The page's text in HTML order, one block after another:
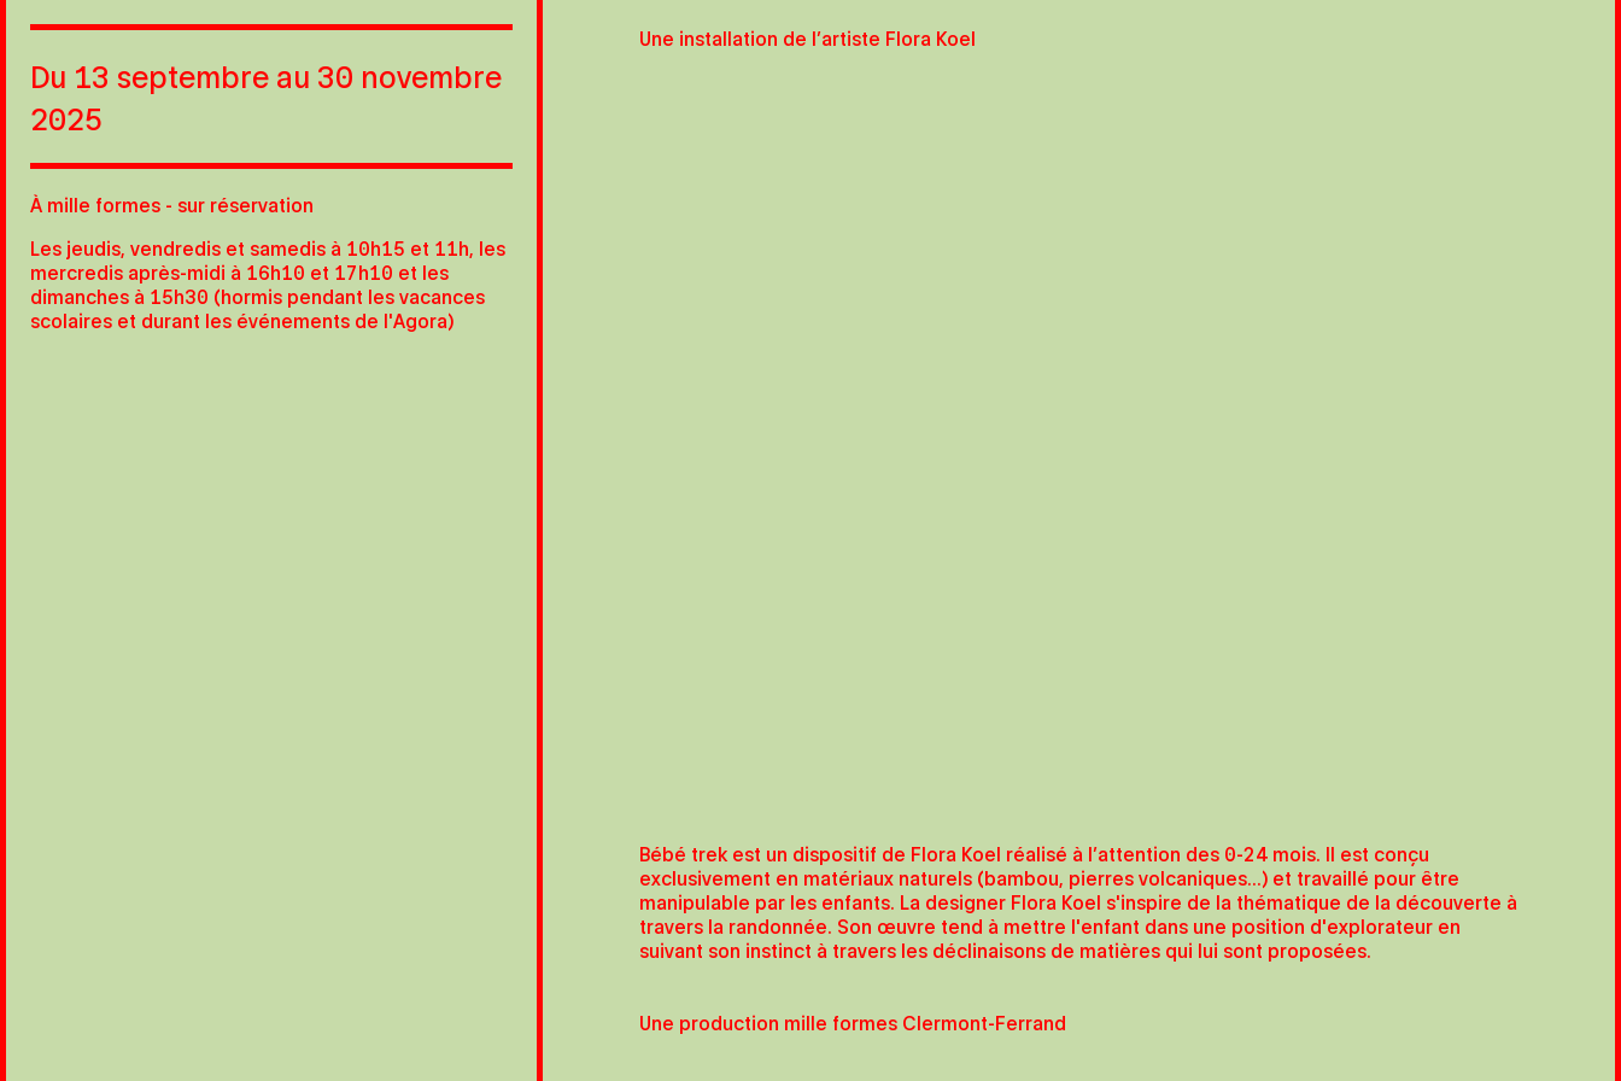
Du 13 septembre au 30 novembre
2025
À mille formes - sur réservation
Les jeudis, vendredis et samedis à 10h15 et 11h, les
mercredis après-midi à 16h10 et 17h10 et les
dimanches à 15h30 (hormis pendant les vacances
scolaires et durant les événements de l'Agora)
Une installation de l’artiste Flora Koel
Bébé trek est un dispositif de Flora Koel réalisé à l’attention des 0-24 mois. Il est conçu
exclusivement en matériaux naturels (bambou, pierres volcaniques...) et travaillé pour être
manipulable par les enfants. La designer Flora Koel s'inspire de la thématique de la découverte à
travers la randonnée. Son œuvre tend à mettre l'enfant dans une position d'explorateur en
suivant son instinct à travers les déclinaisons de matières qui lui sont proposées.
Une production mille formes Clermont-Ferrand